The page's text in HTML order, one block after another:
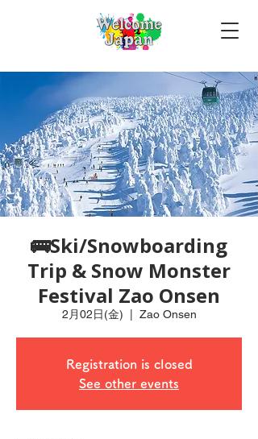
🚌Ski/Snowboarding
Trip & Snow Monster
Festival Zao Onsen
2月02日(金) Zao Onsen
Registration is closed
See other events